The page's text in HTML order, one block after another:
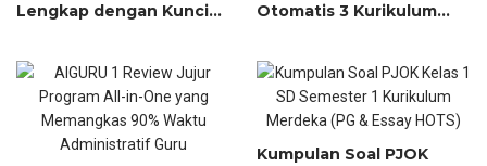
Lengkap dengan Kunci
Input 1 Topik!
Otomatis 3 Kurikulum
Learning) dalam 2 Menit
Kumpulan Soal PJOK